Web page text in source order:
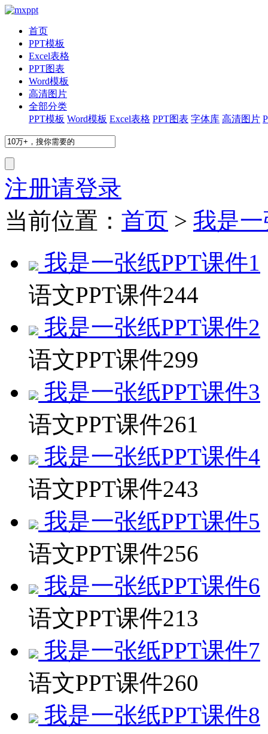
首页
PPT模板
Excel表格
PPT图表
Word模板
高清图片
全部分类
PPT模板 Word模板 Excel表格 PPT图表 字体库 高清图片
注册请登录
当前位置： 首页 > 我是
我是一张纸PPT课件1
语文PPT课件244
我是一张纸PPT课件2
语文PPT课件299
我是一张纸PPT课件3
语文PPT课件261
我是一张纸PPT课件4
语文PPT课件243
我是一张纸PPT课件5
语文PPT课件256
我是一张纸PPT课件6
语文PPT课件213
我是一张纸PPT课件7
语文PPT课件260
我是一张纸PPT课件8